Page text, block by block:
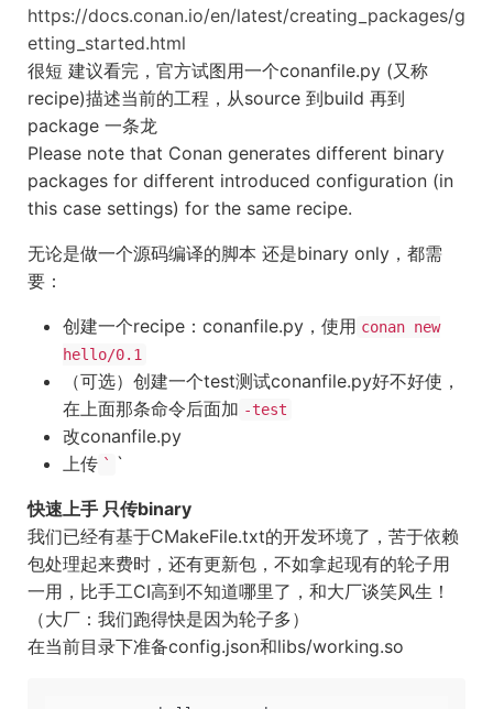
https://docs.conan.io/en/latest/creating_packages/g
etting_started.html
很短 建议看完，官方试图用一个conanfile.py (又称
recipe)描述当前的工程，从source 到build 再到
package 一条龙
Please note that Conan generates different binary
packages for different introduced configuration (in
this case settings) for the same recipe.
无论是做一个源码编译的脚本 还是binary only，都需
要：
创建一个recipe：conanfile.py，使用 conan new
hello/0.1
（可选）创建一个test测试conanfile.py好不好使，
在上面那条命令后面加 -test
改conanfile.py
上传 ` `
快速上手 只传binary
我们已经有基于CMakeFile.txt的开发环境了，苦于依赖
包处理起来费时，还有更新包，不如拿起现有的轮子用
一用，比手工CI高到不知道哪里了，和大厂谈笑风生！
（大厂：我们跑得快是因为轮子多）
在当前目录下准备config.json和libs/working.so